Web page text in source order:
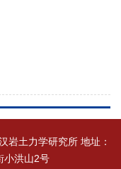
岩土力学研究所 地址：
小洪山2号